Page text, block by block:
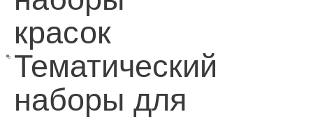
красок
Тематический
наборы для